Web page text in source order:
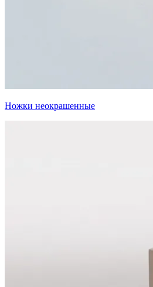
Ножки неокрашенные